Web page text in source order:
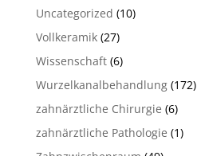
Uncategorized (10)
Vollkeramik(27)
Wissenschaft(6)
Wurzelkanalbehandlung(172)
zahnärztliche Chirurgie (6)
zahnärztliche Pathologie (1)